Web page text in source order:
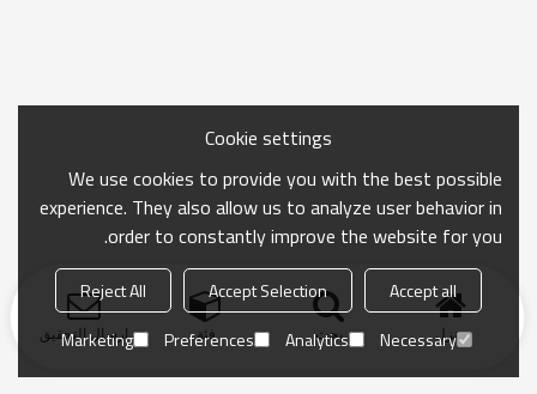
منزل بحث فئة ارسال التحقيق
Cookie settings
We use cookies to provide you with the best possible
experience. They also allow us to analyze user behavior in
order to constantly improve the website for you.
Accept all
Accept Selection
Reject All
Necessary
Analytics
Preferences
Marketing